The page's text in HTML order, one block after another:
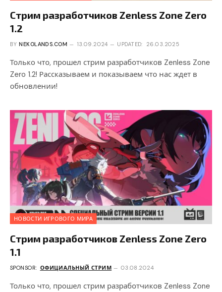
Стрим разработчиков Zenless Zone Zero
1.2
BY NEKOLANDS.COM 13.09.2024 UPDATED: 26.03.2025
Только что, прошел стрим разработчиков Zenless Zone
Zero 1.2! Рассказываем и показываем что нас ждет в
обновлении!
НОВОСТИ ИГРОВОГО МИРА
Стрим разработчиков Zenless Zone Zero
1.1
SPONSOR: ОФИЦИАЛЬНЫЙ СТРИМ 03.08.2024
Только что, прошел стрим разработчиков Zenless Zone